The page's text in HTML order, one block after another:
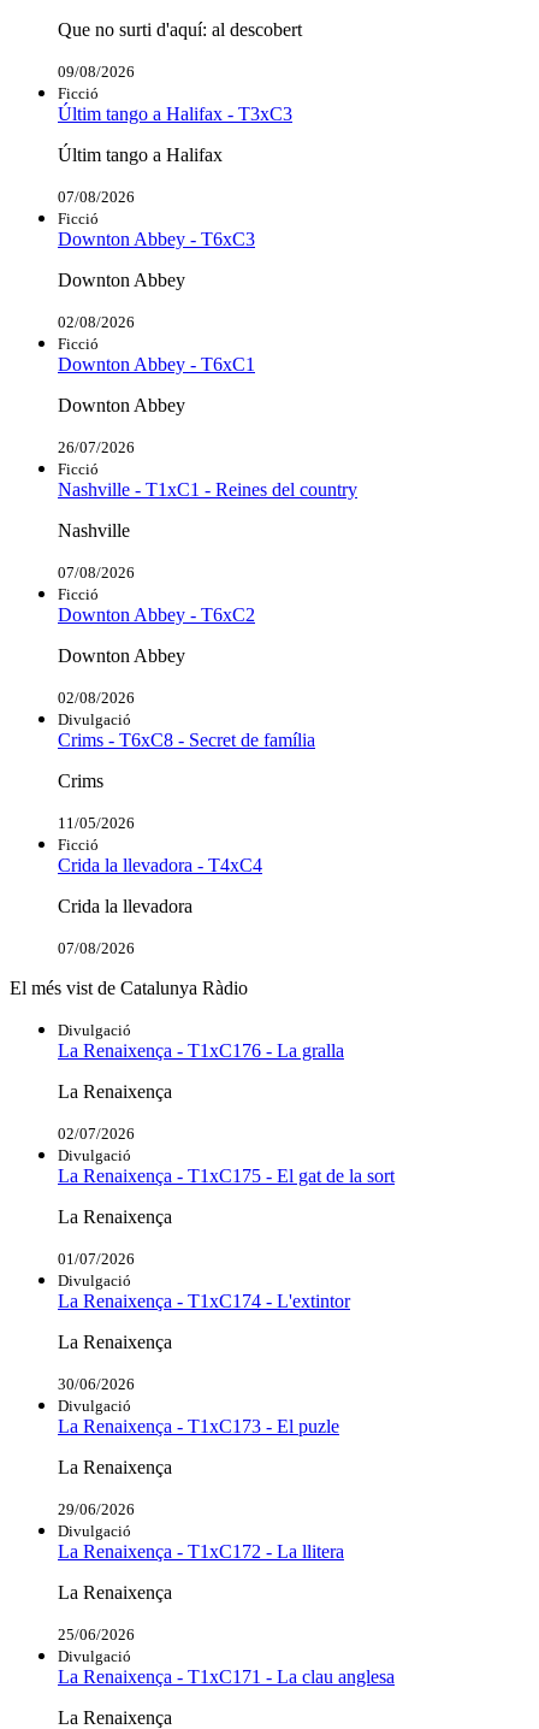
Que no surti d'aquí: al descobert
09/08/2026
Ficció
Últim tango a Halifax - T3xC3
Últim tango a Halifax
07/08/2026
Ficció
Downton Abbey - T6xC3
Downton Abbey
02/08/2026
Ficció
Downton Abbey - T6xC1
Downton Abbey
26/07/2026
Ficció
Nashville - T1xC1 - Reines del country
Nashville
07/08/2026
Ficció
Downton Abbey - T6xC2
Downton Abbey
02/08/2026
Divulgació
Crims - T6xC8 - Secret de família
Crims
11/05/2026
Ficció
Crida la llevadora - T4xC4
Crida la llevadora
07/08/2026
El més vist de Catalunya Ràdio
Divulgació
La Renaixença - T1xC176 - La gralla
La Renaixença
02/07/2026
Divulgació
La Renaixença - T1xC175 - El gat de la sort
La Renaixença
01/07/2026
Divulgació
La Renaixença - T1xC174 - L'extintor
La Renaixença
30/06/2026
Divulgació
La Renaixença - T1xC173 - El puzle
La Renaixença
29/06/2026
Divulgació
La Renaixença - T1xC172 - La llitera
La Renaixença
25/06/2026
Divulgació
La Renaixença - T1xC171 - La clau anglesa
La Renaixença